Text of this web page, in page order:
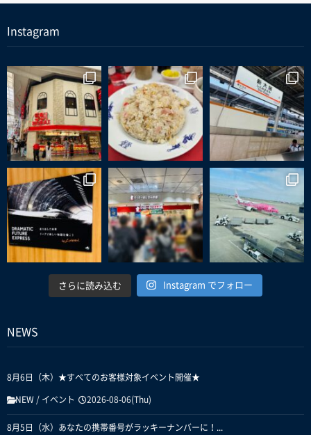
Instagram
さらに読み込む Instagram でフォロー
NEWS
8月6日（木）★すべてのお客様対象イベント開催★
NEW / イベント 2026-08-06(Thu)
8月5日（水）あなたの携帯番号がラッキーナンバーに！...